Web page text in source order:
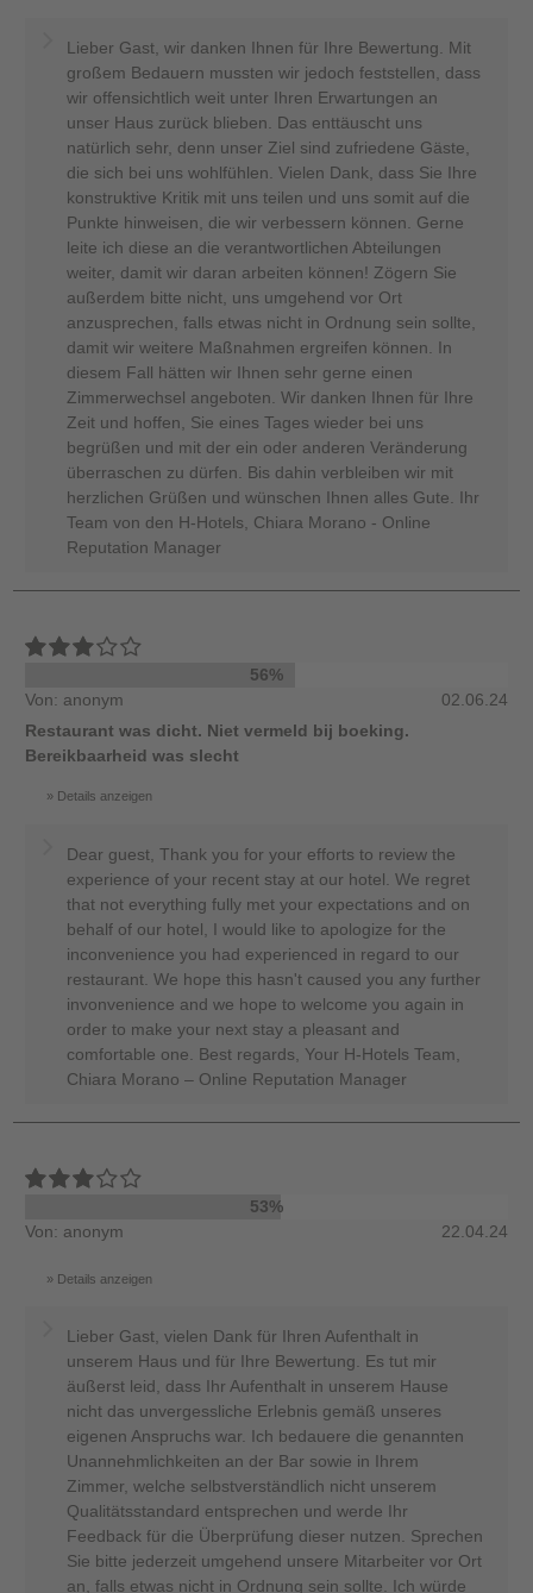
Lieber Gast, wir danken Ihnen für Ihre Bewertung. Mit
großem Bedauern mussten wir jedoch feststellen, dass
wir offensichtlich weit unter Ihren Erwartungen an
unser Haus zurück blieben. Das enttäuscht uns
natürlich sehr, denn unser Ziel sind zufriedene Gäste,
die sich bei uns wohlfühlen. Vielen Dank, dass Sie Ihre
konstruktive Kritik mit uns teilen und uns somit auf die
Punkte hinweisen, die wir verbessern können. Gerne
leite ich diese an die verantwortlichen Abteilungen
weiter, damit wir daran arbeiten können! Zögern Sie
außerdem bitte nicht, uns umgehend vor Ort
anzusprechen, falls etwas nicht in Ordnung sein sollte,
damit wir weitere Maßnahmen ergreifen können. In
diesem Fall hätten wir Ihnen sehr gerne einen
Zimmerwechsel angeboten. Wir danken Ihnen für Ihre
Zeit und hoffen, Sie eines Tages wieder bei uns
begrüßen und mit der ein oder anderen Veränderung
überraschen zu dürfen. Bis dahin verbleiben wir mit
herzlichen Grüßen und wünschen Ihnen alles Gute. Ihr
Team von den H-Hotels, Chiara Morano - Online
Reputation Manager
56%
Von: anonym
02.06.24
Restaurant was dicht. Niet vermeld bij boeking.
Bereikbaarheid was slecht
Details anzeigen
Dear guest, Thank you for your efforts to review the
experience of your recent stay at our hotel. We regret
that not everything fully met your expectations and on
behalf of our hotel, I would like to apologize for the
inconvenience you had experienced in regard to our
restaurant. We hope this hasn't caused you any further
invonvenience and we hope to welcome you again in
order to make your next stay a pleasant and
comfortable one. Best regards, Your H-Hotels Team,
Chiara Morano – Online Reputation Manager
53%
Von: anonym
22.04.24
Details anzeigen
Lieber Gast, vielen Dank für Ihren Aufenthalt in
unserem Haus und für Ihre Bewertung. Es tut mir
äußerst leid, dass Ihr Aufenthalt in unserem Hause
nicht das unvergessliche Erlebnis gemäß unseres
eigenen Anspruchs war. Ich bedauere die genannten
Unannehmlichkeiten an der Bar sowie in Ihrem
Zimmer, welche selbstverständlich nicht unserem
Qualitätsstandard entsprechen und werde Ihr
Feedback für die Überprüfung dieser nutzen. Sprechen
Sie bitte jederzeit umgehend unsere Mitarbeiter vor Ort
an, falls etwas nicht in Ordnung sein sollte. Ich würde